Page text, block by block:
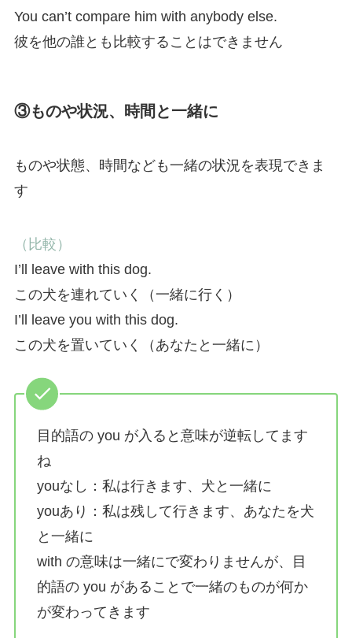
You can’t compare him with anybody else.
彼を他の誰とも比較することはできません
③ものや状況、時間と一緒に
ものや状態、時間なども一緒の状況を表現できま
す
（比較）
I’ll leave with this dog.
この犬を連れていく（一緒に行く）
I’ll leave you with this dog.
この犬を置いていく（あなたと一緒に）
目的語の you が入ると意味が逆転してます
ね
youなし：私は行きます、犬と一緒に
youあり：私は残して行きます、あなたを犬
と一緒に
with の意味は一緒にで変わりませんが、目
的語の you があることで一緒のものが何か
が変わってきます